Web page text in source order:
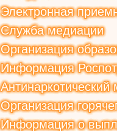
Электронная
Служба медиации
Организация
Информация
Антинаркотический
Организация
Информация о